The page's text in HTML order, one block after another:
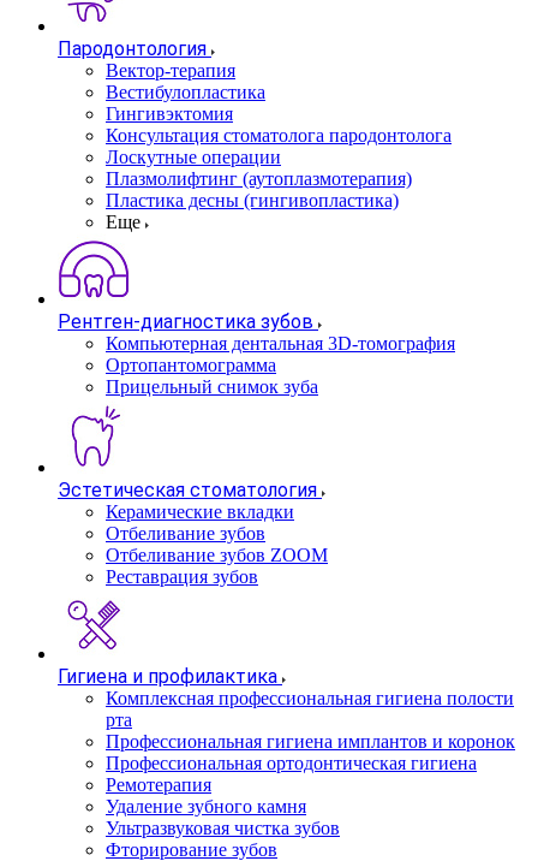
Пародонтология
Вектор-терапия
Вестибулопластика
Гингивэктомия
Консультация стоматолога пародонтолога
Лоскутные операции
Плазмолифтинг (аутоплазмотерапия)
Пластика десны (гингивопластика)
Еще
Рентген-диагностика зубов
Компьютерная дентальная 3D-томография
Ортопантомограмма
Прицельный снимок зуба
Эстетическая стоматология
Керамические вкладки
Отбеливание зубов
Отбеливание зубов ZOOM
Реставрация зубов
Гигиена и профилактика
Комплексная профессиональная гигиена полости
рта
Профессиональная гигиена имплантов и коронок
Профессиональная ортодонтическая гигиена
Ремотерапия
Удаление зубного камня
Ультразвуковая чистка зубов
Фторирование зубов